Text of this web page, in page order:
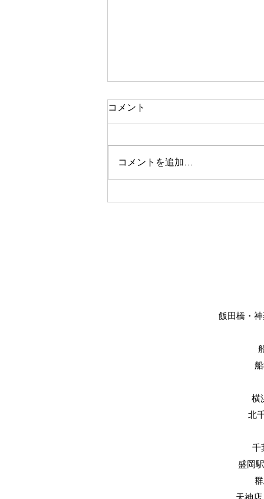
美眉スタイリング
コメント
コメントを追加…
飯田橋・
横
北
千
盛岡